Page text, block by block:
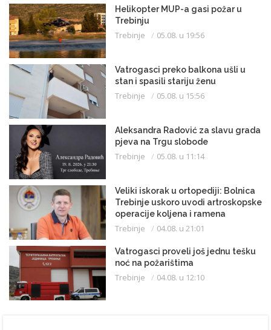
Helikopter MUP-a gasi požar u
Trebinju
Trebinje 05.08. u 19:56
Vatrogasci preko balkona ušli u
stan i spasili stariju ženu
Trebinje 05.08. u 15:56
Aleksandra Radović za slavu grada
pjeva na Trgu slobode
Trebinje 05.08. u 11:14
Veliki iskorak u ortopediji: Bolnica
Trebinje uskoro uvodi artroskopske
operacije koljena i ramena
Trebinje 04.08. u 21:01
Vatrogasci proveli još jednu tešku
noć na požarištima
Trebinje 04.08. u 12:10